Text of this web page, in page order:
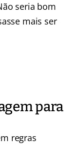
seria bom
mais ser
para
regras